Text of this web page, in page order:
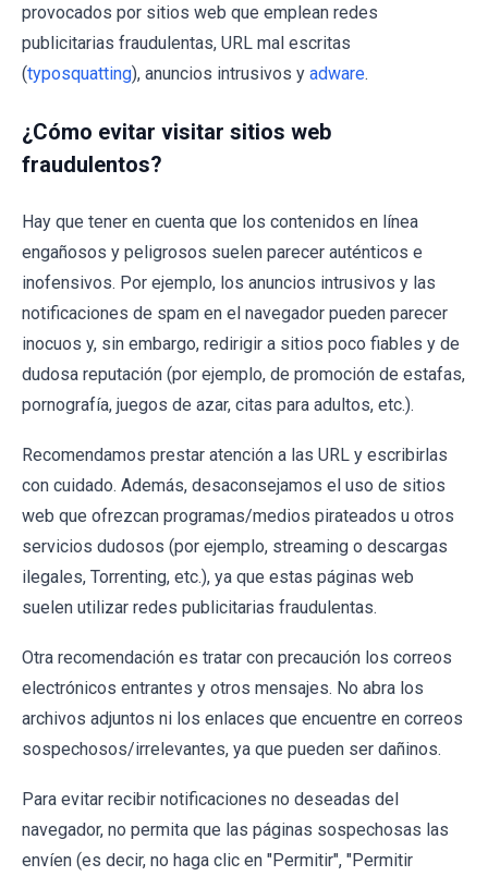
provocados por sitios web que emplean redes
publicitarias fraudulentas, URL mal escritas
(typosquatting), anuncios intrusivos y adware.
¿Cómo evitar visitar sitios web
fraudulentos?
Hay que tener en cuenta que los contenidos en línea
engañosos y peligrosos suelen parecer auténticos e
inofensivos. Por ejemplo, los anuncios intrusivos y las
notificaciones de spam en el navegador pueden parecer
inocuos y, sin embargo, redirigir a sitios poco fiables y de
dudosa reputación (por ejemplo, de promoción de estafas,
pornografía, juegos de azar, citas para adultos, etc.).
Recomendamos prestar atención a las URL y escribirlas
con cuidado. Además, desaconsejamos el uso de sitios
web que ofrezcan programas/medios pirateados u otros
servicios dudosos (por ejemplo, streaming o descargas
ilegales, Torrenting, etc.), ya que estas páginas web
suelen utilizar redes publicitarias fraudulentas.
Otra recomendación es tratar con precaución los correos
electrónicos entrantes y otros mensajes. No abra los
archivos adjuntos ni los enlaces que encuentre en correos
sospechosos/irrelevantes, ya que pueden ser dañinos.
Para evitar recibir notificaciones no deseadas del
navegador, no permita que las páginas sospechosas las
envíen (es decir, no haga clic en "Permitir", "Permitir